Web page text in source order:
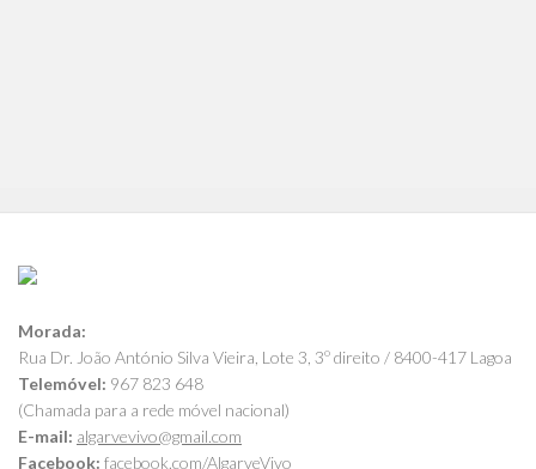
Morada:
Rua Dr. João António Silva Vieira, Lote 3, 3º direito / 8400-417 Lagoa
Telemóvel: 967 823 648
(Chamada para a rede móvel nacional)
E-mail: algarvevivo@gmail.com
Facebook: facebook.com/AlgarveVivo